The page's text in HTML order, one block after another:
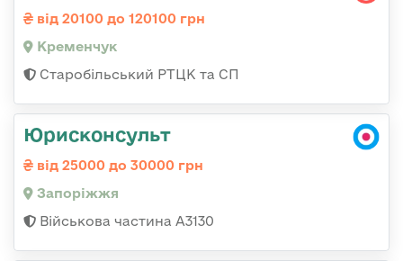
від 20100 до 120100 грн
Кременчук
Старобільський РТЦК та СП
Юрисконсульт
від 25000 до 30000 грн
Запоріжжя
Військова частина А3130